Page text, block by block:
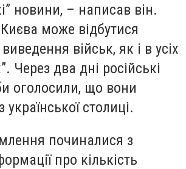
новини, – написав він.
Києва може відбутися
військ, як і в усіх
Через два дні російські
оголосили, що вони
української столиці.
починалися з
про кількість